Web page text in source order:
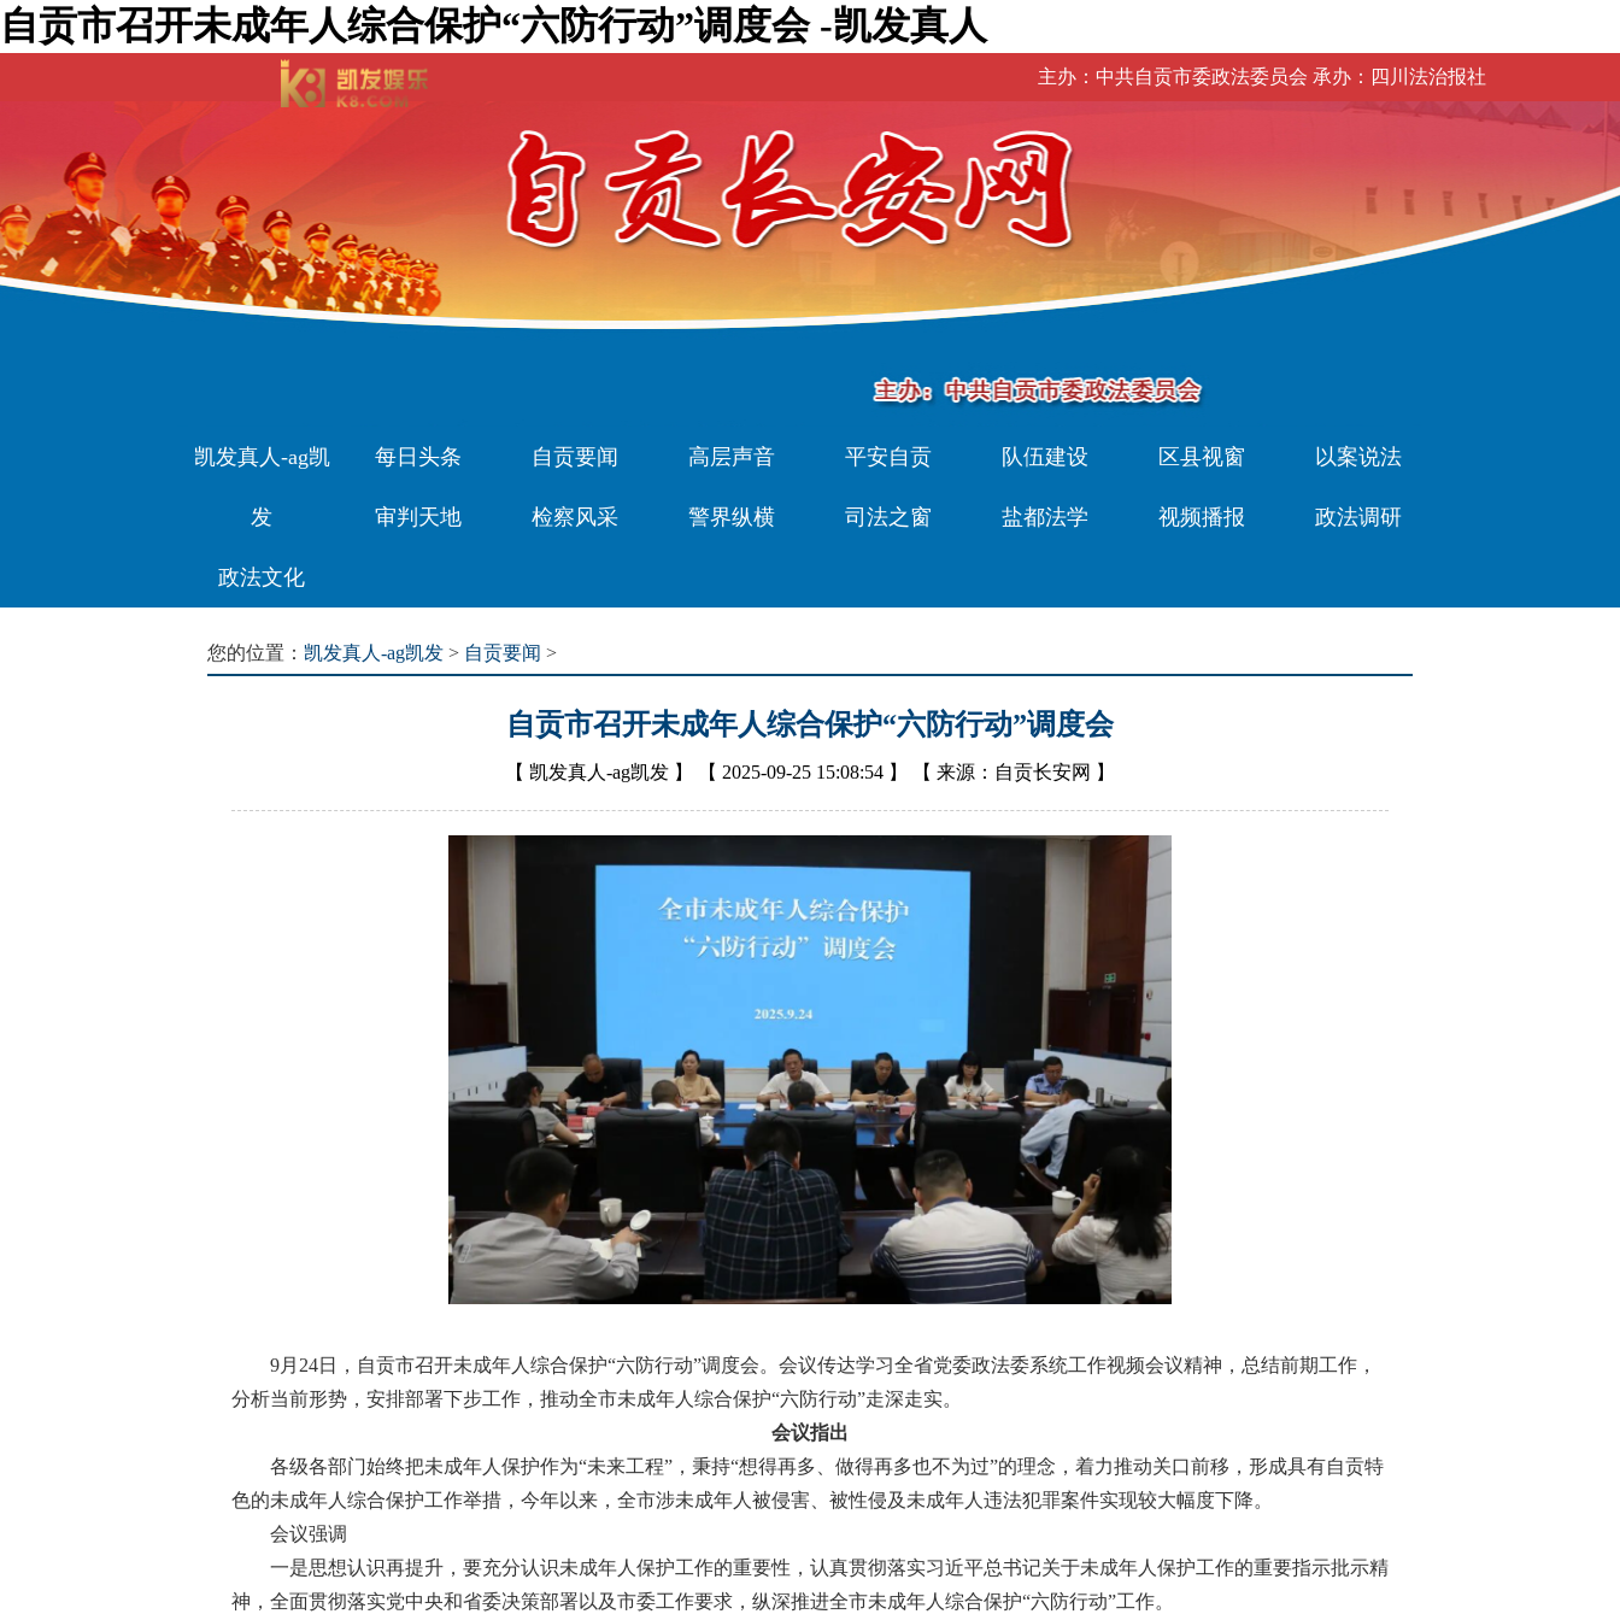
自贡市召开未成年人综合保护“六防行动”调度会 -凯发真人
主办：中共自贡市委政法委员会 承办：四川法治报社
凯发真人-ag凯
发
每日头条 自贡要闻 高层声音 平安自贡 队伍建设 区县视窗 以案说法
审判天地 检察风采 警界纵横 司法之窗 盐都法学 视频播报 政法调研
政法文化
您的位置： 凯发真人-ag凯发 > 自贡要闻 >
自贡市召开未成年人综合保护“六防行动”调度会
【 凯发真人-ag凯发 】 【 2025-09-25 15:08:54 】 【 来源：自贡长安网 】
9月24日，自贡市召开未成年人综合保护“六防行动”调度会。会议传达学习全省党委政法委系统工作视频会议精神，总结前期工作，
分析当前形势，安排部署下步工作，推动全市未成年人综合保护“六防行动”走深走实。
会议指出
各级各部门始终把未成年人保护作为“未来工程”，秉持“想得再多、做得再多也不为过”的理念，着力推动关口前移，形成具有自贡特
色的未成年人综合保护工作举措，今年以来，全市涉未成年人被侵害、被性侵及未成年人违法犯罪案件实现较大幅度下降。
会议强调
一是思想认识再提升，要充分认识未成年人保护工作的重要性，认真贯彻落实习近平总书记关于未成年人保护工作的重要指示批示精
神，全面贯彻落实党中央和省委决策部署以及市委工作要求，纵深推进全市未成年人综合保护“六防行动”工作。